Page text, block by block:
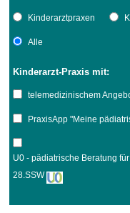
Kinderarztpraxen
Alle
Kinderarzt-Praxis mit:
telemedizinischem
PraxisApp "Meine
U0 - pädiatrische Beratung
28.SSW